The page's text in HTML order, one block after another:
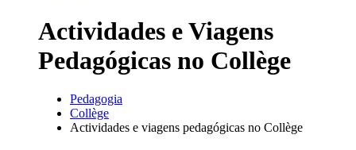
Actividades e Viagens
Pedagógicas no Collège
Navegação
Pedagogia
Collège
Actividades e viagens pedagógicas no Collège